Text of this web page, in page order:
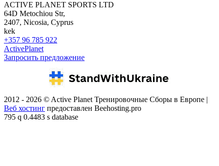
ACTIVE PLANET SPORTS LTD
64D Metochiou Str,
2407, Nicosia, Cyprus
kek
+357 96 785 922
ActivePlanet
Запросить предложение
2012 - 2026 © Active Planet Тренировочные Сборы в Европе |
Веб хостинг предоставлен Beehosting.pro
795 q 0.4483 s database